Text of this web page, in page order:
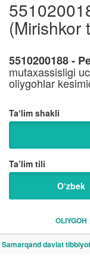
(Mirishkor
5510200188 -
mutaxassisligi
oliygohlar
Taʼlim shakli
Ta’lim tili
O‘zbek
OLIYGOH
Samarqand davlat